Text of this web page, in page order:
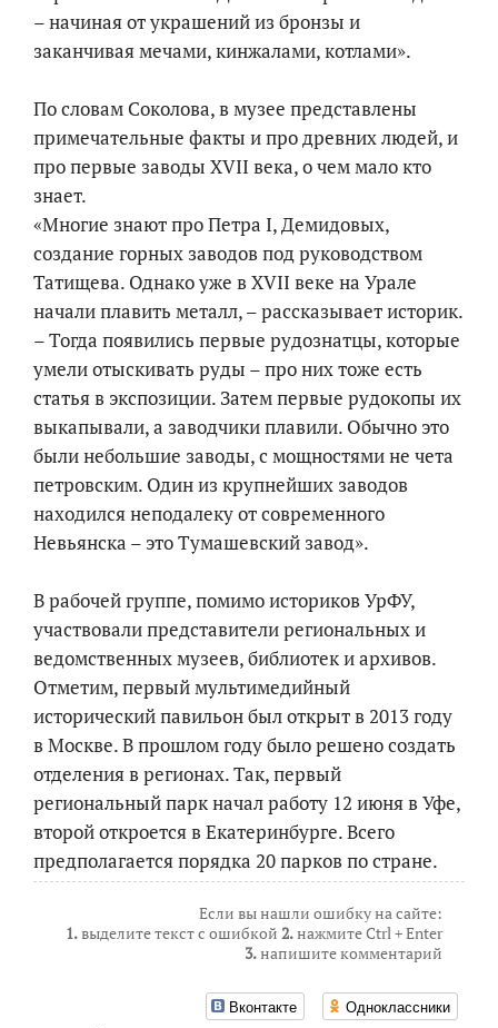
– начиная от украшений из бронзы и
заканчивая мечами, кинжалами, котлами».
По словам Соколова, в музее представлены
примечательные факты и про древних людей, и
про первые заводы XVII века, о чем мало кто
знает.
«Многие знают про Петра I, Демидовых,
создание горных заводов под руководством
Татищева. Однако уже в XVII веке на Урале
начали плавить металл, – рассказывает историк.
– Тогда появились первые рудознатцы, которые
умели отыскивать руды – про них тоже есть
статья в экспозиции. Затем первые рудокопы их
выкапывали, а заводчики плавили. Обычно это
были небольшие заводы, с мощностями не чета
петровским. Один из крупнейших заводов
находился неподалеку от современного
Невьянска – это Тумашевский завод».
В рабочей группе, помимо историков УрФУ,
участвовали представители региональных и
ведомственных музеев, библиотек и архивов.
Отметим, первый мультимедийный
исторический павильон был открыт в 2013 году
в Москве. В прошлом году было решено создать
отделения в регионах. Так, первый
региональный парк начал работу 12 июня в Уфе,
второй откроется в Екатеринбурге. Всего
предполагается порядка 20 парков по стране.
Если вы нашли ошибку на сайте:
1.выделите текст с ошибкой 2.нажмите Ctrl + Enter
3.напишите комментарий
Вконтакте Одноклассники